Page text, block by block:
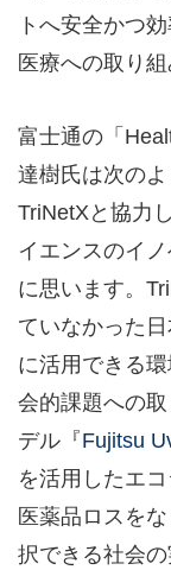
トへ安全かつ
医療への取り
富士通の「
達樹氏は次のよ
TriNetXと協力
イエンスのイ
に思います。
ていなかった
に活用できる
会的課題への
デル『Fujitsu
を活用したエ
医薬品ロスを
択できる社会の